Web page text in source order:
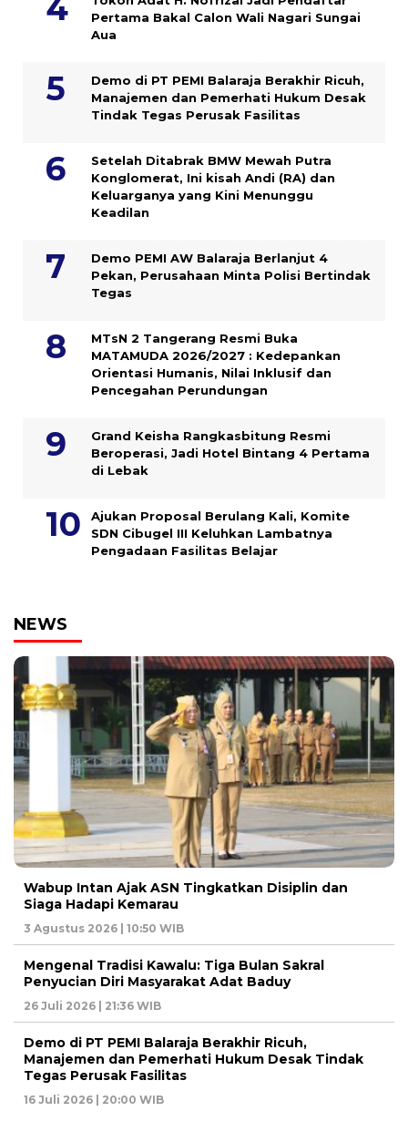
Pertama Bakal Calon Wali Nagari Sungai
Aua
Demo di PT PEMI Balaraja Berakhir Ricuh,
Manajemen dan Pemerhati Hukum Desak
Tindak Tegas Perusak Fasilitas
Setelah Ditabrak BMW Mewah Putra
Konglomerat, Ini kisah Andi (RA) dan
Keluarganya yang Kini Menunggu
Keadilan
Demo PEMI AW Balaraja Berlanjut 4
Pekan, Perusahaan Minta Polisi Bertindak
Tegas
MTsN 2 Tangerang Resmi Buka
MATAMUDA 2026/2027 : Kedepankan
Orientasi Humanis, Nilai Inklusif dan
Pencegahan Perundungan
Grand Keisha Rangkasbitung Resmi
Beroperasi, Jadi Hotel Bintang 4 Pertama
di Lebak
Ajukan Proposal Berulang Kali, Komite
SDN Cibugel III Keluhkan Lambatnya
Pengadaan Fasilitas Belajar
NEWS
Wabup Intan Ajak ASN Tingkatkan Disiplin dan
Siaga Hadapi Kemarau
3 Agustus 2026 | 10:50 WIB
Mengenal Tradisi Kawalu: Tiga Bulan Sakral
Penyucian Diri Masyarakat Adat Baduy
26 Juli 2026 | 21:36 WIB
Demo di PT PEMI Balaraja Berakhir Ricuh,
Manajemen dan Pemerhati Hukum Desak Tindak
Tegas Perusak Fasilitas
16 Juli 2026 | 20:00 WIB